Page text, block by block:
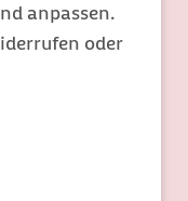
anpassen.
oder